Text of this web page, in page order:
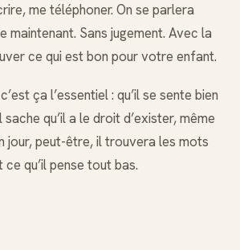
me téléphoner. On se parlera
maintenant. Sans jugement. Avec la
ce qui est bon pour votre enfant.
ça l’essentiel : qu’il se sente bien
sache qu’il a le droit d’exister, même
jour, peut-être, il trouvera les mots
qu’il pense tout bas.